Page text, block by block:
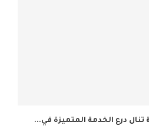
تحقق 34.8 مليون ريال...